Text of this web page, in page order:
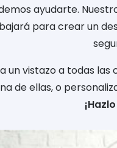
ayudarte.
para crear un
un vistazo a todas las
de ellas, o